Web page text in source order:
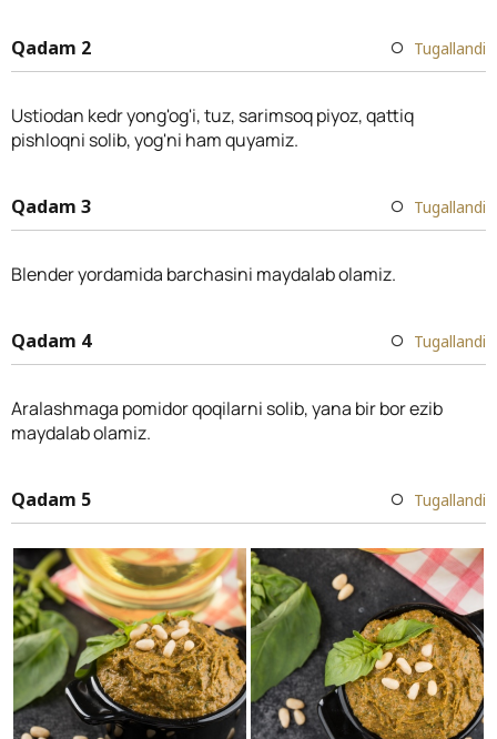
Qadam 2 Tugallandi
Ustiodan kedr yong'og'i, tuz, sarimsoq piyoz, qattiq
pishloqni solib, yog'ni ham quyamiz.
Qadam 3 Tugallandi
Blender yordamida barchasini maydalab olamiz.
Qadam 4 Tugallandi
Aralashmaga pomidor qoqilarni solib, yana bir bor ezib
maydalab olamiz.
Qadam 5 Tugallandi